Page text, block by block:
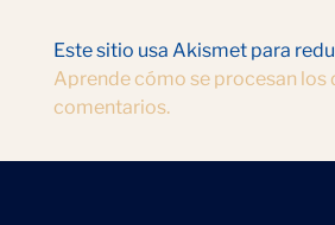
Este sitio usa Akismet para
Aprende cómo se procesan los
comentarios.